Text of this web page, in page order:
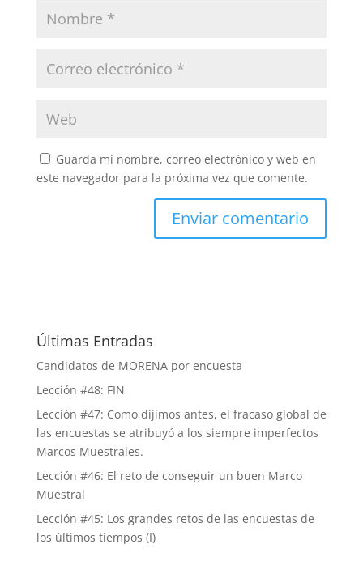
Guarda mi nombre, correo electrónico y web en
este navegador para la próxima vez que comente.
Últimas Entradas
Candidatos de MORENA por encuesta
Lección #48: FIN
Lección #47: Como dijimos antes, el fracaso global de
las encuestas se atribuyó a los siempre imperfectos
Marcos Muestrales.
Lección #46: El reto de conseguir un buen Marco
Muestral
Lección #45: Los grandes retos de las encuestas de
los últimos tiempos (I)